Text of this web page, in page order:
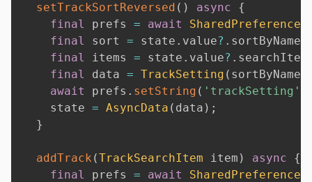
setTrackSortReversed ( ) async
{
final
prefs = await SharedPreferences
final
sort = state . value? . sortByName
final
items = state . value? .
final
data = TrackSetting ( sortByName
await
prefs . setString ( 'trackSetting'
    state
= AsyncData ( data ) ;
}
addTrack (TrackSearchItem item ) async
{
final
prefs = await SharedPreferences